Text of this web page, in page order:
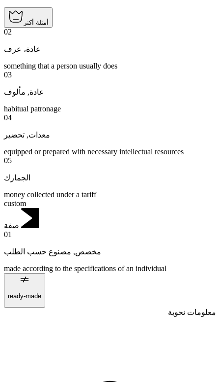
أمثلة أكثر
02
عادة، عرف
something that a person usually does
03
عادة, مألوف
habitual patronage
04
معدات, تحضير
equipped or prepared with necessary intellectual resources
05
الجمارك
money collected under a tariff
custom
صفة
01
مخصص, مصنوع حسب الطلب
made according to the specifications of an individual
ready-made
معلومات نحوية